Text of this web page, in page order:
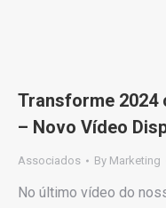
Transforme 2024
– Novo Vídeo
Associados By Marketing
No último vídeo do